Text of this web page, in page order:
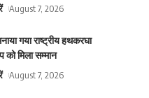
August 7, 2026
गया राष्ट्रीय हथकरघा
को मिला सम्मान
August 7, 2026